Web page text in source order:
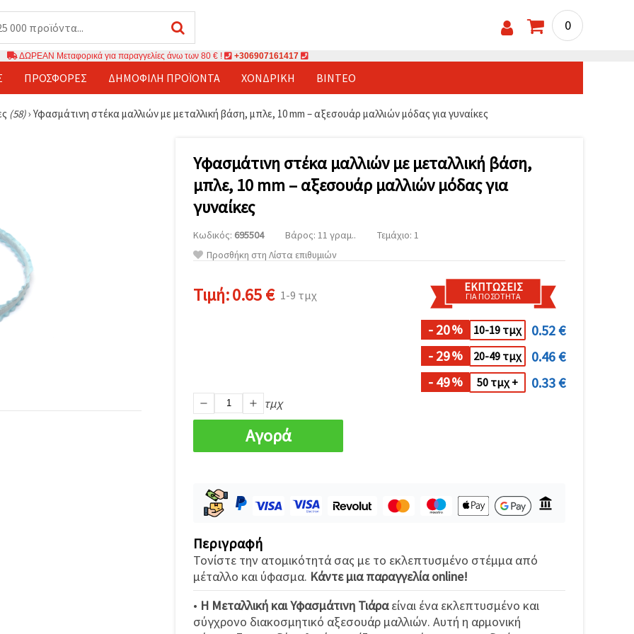
0
ΔΩΡΕΑΝ Μεταφορικά για παραγγελίες άνω των 80 € ! +306907161417
ΠΡΟΣΦΟΡΈΣ ΔΗΜΟΦΙΛΉ ΠΡΟΪΌΝΤΑ ΧΟΝΔΡΙΚΉ ΒΊΝΤΕΟ
(58)› Υφασμάτινη στέκα μαλλιών με μεταλλική βάση, μπλε, 10 mm – αξεσουάρ μαλλιών μόδας για γυναίκες
Υφασμάτινη στέκα μαλλιών με μεταλλική βάση,
μπλε, 10 mm – αξεσουάρ μαλλιών μόδας για
γυναίκες
Κωδικός: 695504 Βάρος: 11 γραμ..
Τεμάχιο: 1
Προσθήκη στη Λίστα επιθυμιών
Τιμή:0.65 € 1-9 τμχ
ΕΚΠΤΏΣΕΙΣ
ΓΙΑ ΠΟΣΌΤΗΤΑ
- 20% 10-19 τμχ
0.52 €
- 29% 20-49 τμχ
0.46 €
- 49% 50 τμχ + 0.33 €
τμχ
Αγορά
Περιγραφή
Τονίστε την ατομικότητά σας με το εκλεπτυσμένο στέμμα από
μέταλλο και ύφασμα. Κάντε μια παραγγελία online!
• Η Μεταλλική και Υφασμάτινη Τιάραείναι ένα εκλεπτυσμένο και
σύγχρονο διακοσμητικό αξεσουάρ μαλλιών. Αυτή η αρμονική